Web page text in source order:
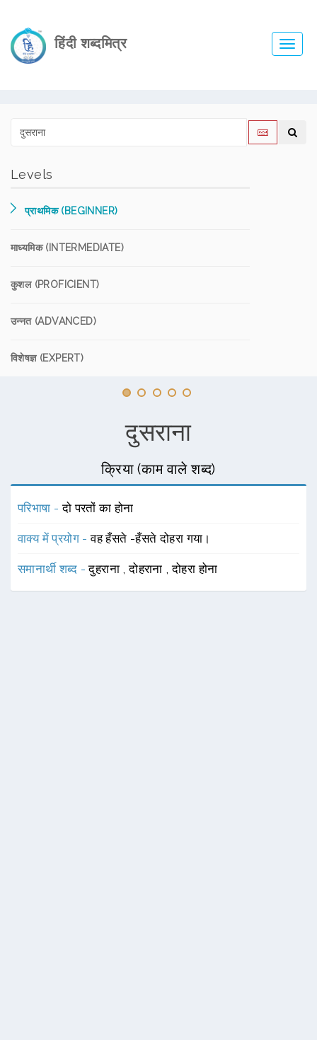
हिंदी शब्दमित्र
Levels
प्राथमिक (BEGINNER)
माध्यमिक (INTERMEDIATE)
कुशल (PROFICIENT)
उन्नत (ADVANCED)
विशेषज्ञ (EXPERT)
दुसराना
क्रिया (काम वाले शब्द)
परिभाषा -दो परतों का होना
वाक्य में प्रयोग -वह हँसते -हँसते दोहरा गया।
समानार्थी शब्द -दुहराना ,दोहराना ,दोहरा होना